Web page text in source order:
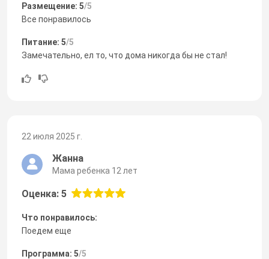
Размещение: 5/5
Все понравилось
Питание: 5/5
Замечательно, ел то, что дома никогда бы не стал!
22 июля 2025 г.
Жанна
Мама ребенка 12 лет
Оценка: 5
Что понравилось:
Поедем еще
Программа: 5/5